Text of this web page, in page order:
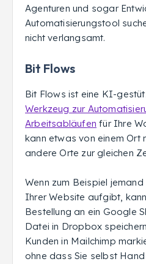
Agenturen und sogar
Automatisierungstool
nicht verlangsamt.
Bit Flows
Bit Flows ist eine KI-
Werkzeug zur
Arbeitsabläufen für Ihre
kann etwas von einem Ort
andere Orte zur gleichen
Wenn zum Beispiel
Ihrer Website aufgibt,
Bestellung an ein Google
Datei in Dropbox
Kunden in Mailchimp
ohne dass Sie selbst